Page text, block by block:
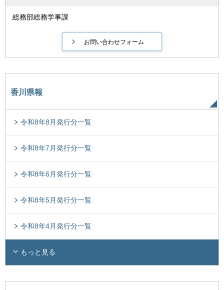
総務部総務学事課
香川県報
令和8年8月発行分一覧
令和8年7月発行分一覧
令和8年6月発行分一覧
令和8年5月発行分一覧
令和8年4月発行分一覧
もっと見る